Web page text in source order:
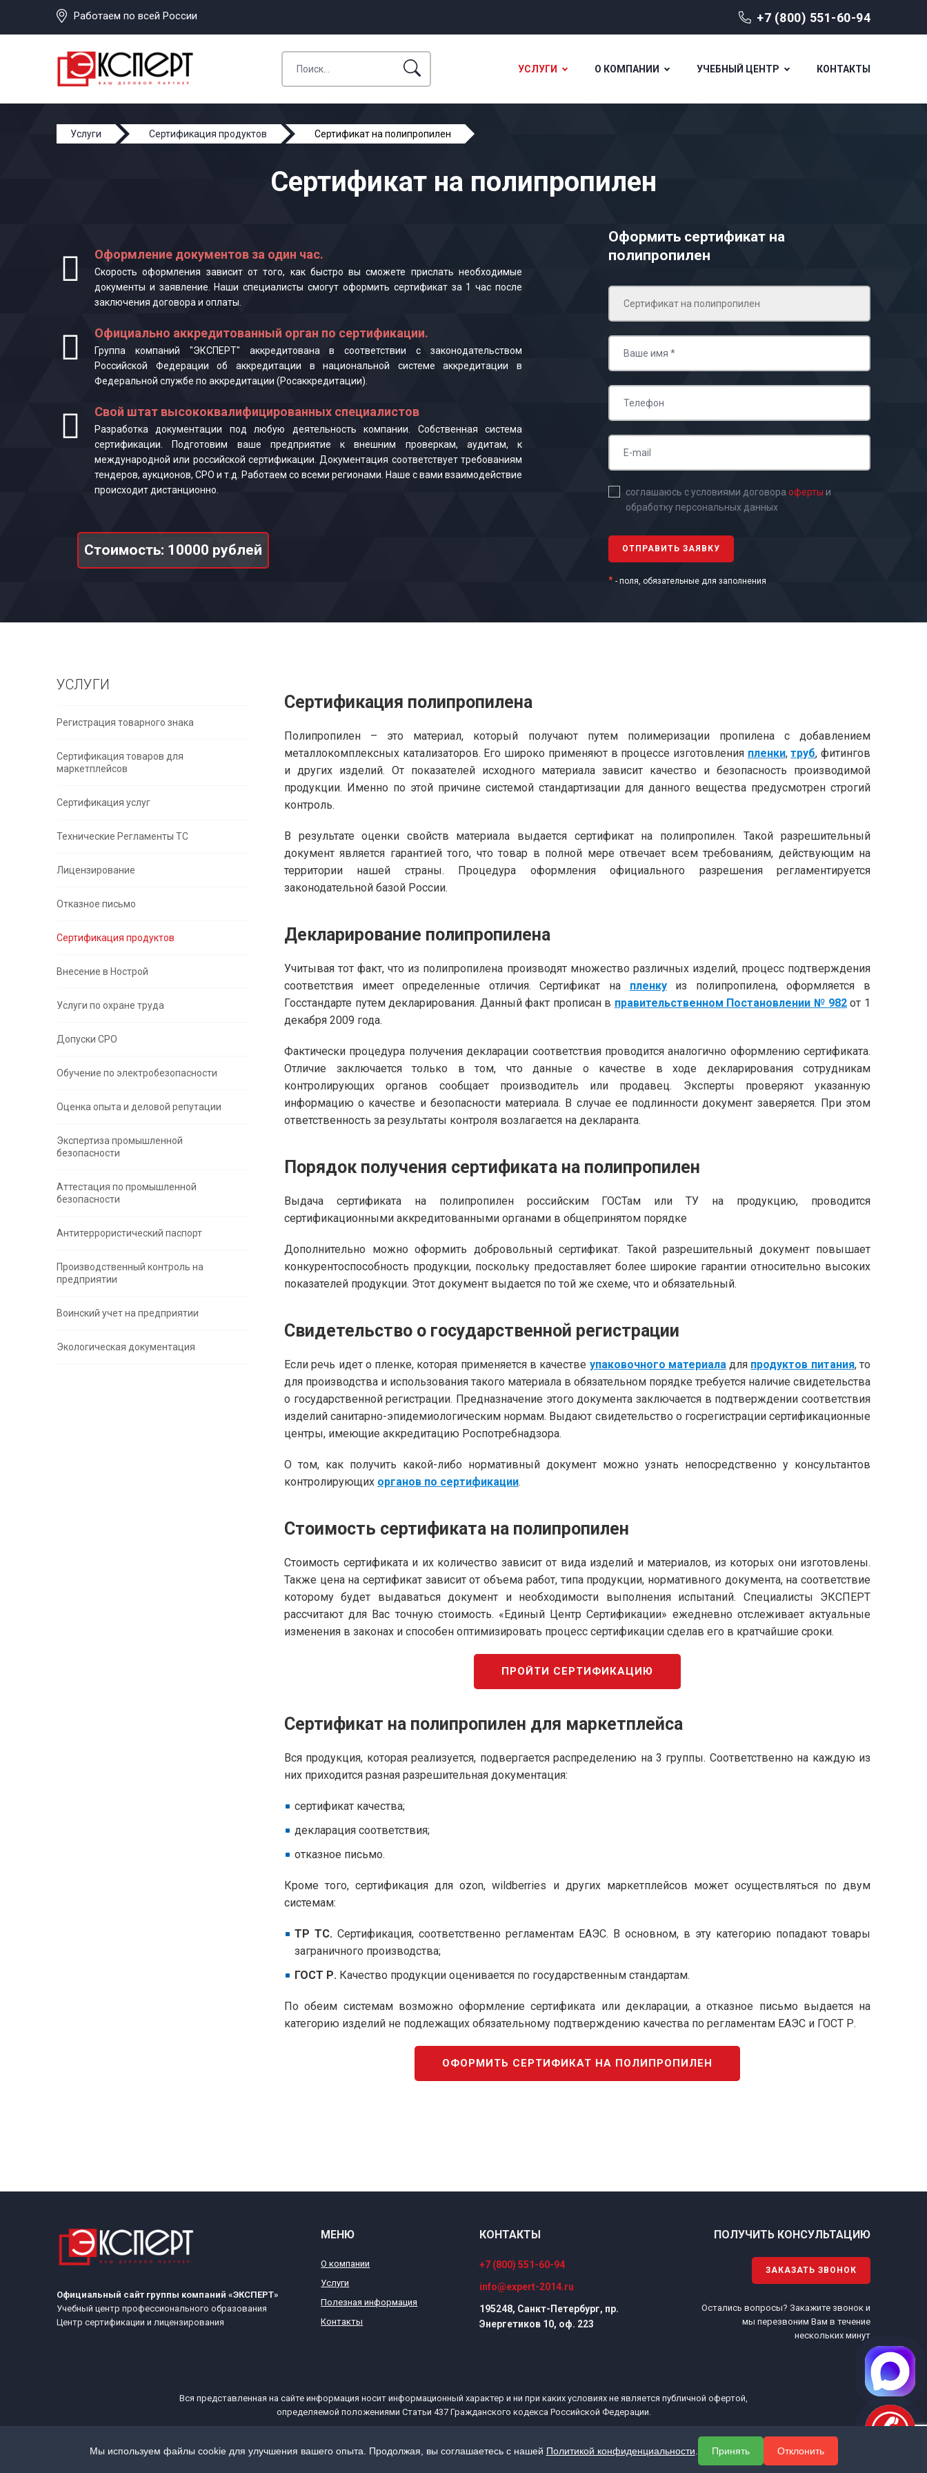
Работаем по всей России +7 (800) 551-60-94
УСЛУГИ О КОМПАНИИ УЧЕБНЫЙ ЦЕНТР КОНТАКТЫ
Услуги Сертификация продуктов Сертификат на полипропилен
Сертификат на полипропилен
Оформление документов за один час.
Скорость оформления зависит от того, как быстро вы сможете прислать необходимые
документы и заявление. Наши специалисты смогут оформить сертификат за 1 час после
заключения договора и оплаты.
Официально аккредитованный орган по сертификации.
Группа компаний "ЭКСПЕРТ" аккредитована в соответствии с законодательством
Российской Федерации об аккредитации в национальной системе аккредитации в
Федеральной службе по аккредитации (Росаккредитации).
Свой штат высококвалифицированных специалистов
Разработка документации под любую деятельность компании. Собственная система
сертификации. Подготовим ваше предприятие к внешним проверкам, аудитам, к
международной или российской сертификации. Документация соответствует требованиям
тендеров, аукционов, СРО и т.д. Работаем со всеми регионами. Наше с вами взаимодействие
происходит дистанционно.
Стоимость: 10000 рублей
Оформить сертификат на
полипропилен
соглашаюсь с условиями договора оферты и
обработку персональных данных
* - поля, обязательные для заполнения
УСЛУГИ
Регистрация товарного знака
Сертификация товаров для
маркетплейсов
Сертификация услуг
Технические Регламенты ТС
Лицензирование
Отказное письмо
Сертификация продуктов
Внесение в Нострой
Услуги по охране труда
Допуски СРО
Обучение по электробезопасности
Оценка опыта и деловой репутации
Экспертиза промышленной
безопасности
Аттестация по промышленной
безопасности
Антитеррористический паспорт
Производственный контроль на
предприятии
Воинский учет на предприятии
Экологическая документация
Сертификация полипропилена
Полипропилен – это материал, который получают путем полимеризации пропилена с добавлением
металлокомплексных катализаторов. Его широко применяют в процессе изготовления пленки,труб, фитингов
и других изделий. От показателей исходного материала зависит качество и безопасность производимой
продукции. Именно по этой причине системой стандартизации для данного вещества предусмотрен строгий
контроль.
В результате оценки свойств материала выдается сертификат на полипропилен. Такой разрешительный
документ является гарантией того, что товар в полной мере отвечает всем требованиям, действующим на
территории нашей страны. Процедура оформления официального разрешения регламентируется
законодательной базой России.
Декларирование полипропилена
Учитывая тот факт, что из полипропилена производят множество различных изделий, процесс подтверждения
соответствия имеет определенные отличия. Сертификат на пленкуиз полипропилена, оформляется в
Госстандарте путем декларирования. Данный факт прописан в правительственном Постановлении № 982от 1
декабря 2009 года.
Фактически процедура получения декларации соответствия проводится аналогично оформлению сертификата.
Отличие заключается только в том, что данные о качестве в ходе декларирования сотрудникам
контролирующих органов сообщает производитель или продавец. Эксперты проверяют указанную
информацию о качестве и безопасности материала. В случае ее подлинности документ заверяется. При этом
ответственность за результаты контроля возлагается на декларанта.
Порядок получения сертификата на полипропилен
Выдача сертификата на полипропилен российским ГОСТам или ТУ на продукцию, проводится
сертификационными аккредитованными органами в общепринятом порядке
Дополнительно можно оформить добровольный сертификат. Такой разрешительный документ повышает
конкурентоспособность продукции, поскольку предоставляет более широкие гарантии относительно высоких
показателей продукции. Этот документ выдается по той же схеме, что и обязательный.
Свидетельство о государственной регистрации
Если речь идет о пленке, которая применяется в качестве упаковочного материаладля продуктов питания, то
для производства и использования такого материала в обязательном порядке требуется наличие свидетельства
о государственной регистрации. Предназначение этого документа заключается в подтверждении соответствия
изделий санитарно-эпидемиологическим нормам. Выдают свидетельство о госрегистрации сертификационные
центры, имеющие аккредитацию Роспотребнадзора.
О том, как получить какой-либо нормативный документ можно узнать непосредственно у консультантов
контролирующих органов по сертификации.
Стоимость сертификата на полипропилен
Стоимость сертификата и их количество зависит от вида изделий и материалов, из которых они изготовлены.
Также цена на сертификат зависит от объема работ, типа продукции, нормативного документа, на соответствие
которому будет выдаваться документ и необходимости выполнения испытаний. Специалисты ЭКСПЕРТ
рассчитают для Вас точную стоимость. «Единый Центр Сертификации» ежедневно отслеживает актуальные
изменения в законах и способен оптимизировать процесс сертификации сделав его в кратчайшие сроки.
ПРОЙТИ СЕРТИФИКАЦИЮ
Сертификат на полипропилен для маркетплейса
Вся продукция, которая реализуется, подвергается распределению на 3 группы. Соответственно на каждую из
них приходится разная разрешительная документация:
сертификат качества;
декларация соответствия;
отказное письмо.
Кроме того, сертификация для ozon, wildberries и других маркетплейсов может осуществляться по двум
системам:
ТР ТС. Сертификация, соответственно регламентам ЕАЭС. В основном, в эту категорию попадают товары
заграничного производства;
ГОСТ Р. Качество продукции оценивается по государственным стандартам.
По обеим системам возможно оформление сертификата или декларации, а отказное письмо выдается на
категорию изделий не подлежащих обязательному подтверждению качества по регламентам ЕАЭС и ГОСТ Р.
ОФОРМИТЬ СЕРТИФИКАТ НА ПОЛИПРОПИЛЕН
Официальный сайт группы компаний «ЭКСПЕРТ»
Учебный центр профессионального образования
Центр сертификации и лицензирования
МЕНЮ
О компании
Услуги
Полезная информация
Контакты
КОНТАКТЫ
+7 (800) 551-60-94
info@expert-2014.ru
195248, Санкт-Петербург, пр.
Энергетиков 10, оф. 223
ПОЛУЧИТЬ КОНСУЛЬТАЦИЮ
ЗАКАЗАТЬ ЗВОНОК
Остались вопросы? Закажите звонок и
мы перезвоним Вам в течение
нескольких минут
Вся представленная на сайте информация носит информационный характер и ни при каких условиях не является публичной офертой,
определяемой положениями Статьи 437 Гражданского кодекса Российской Федерации.
powered by
Мы используем файлы cookie для улучшения вашего опыта. Продолжая, вы соглашаетесь с нашей Политикой конфиденциальности Принять Отклонить